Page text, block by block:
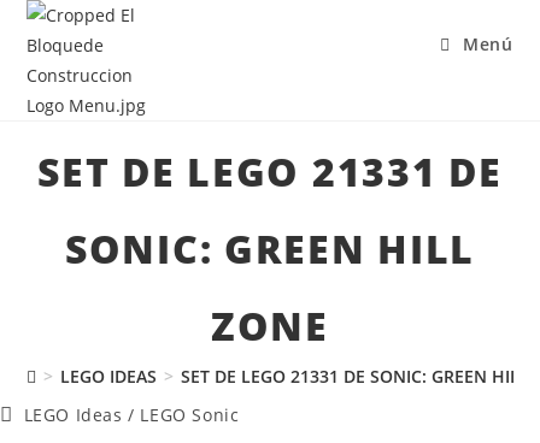
Menú
SET DE LEGO 21331 DE
SONIC: GREEN HILL
ZONE
> LEGO IDEAS > SET DE LEGO 21331 DE SONIC: GREEN HILL
LEGO Ideas / LEGO Sonic